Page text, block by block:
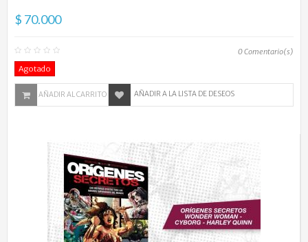
$ 70.000
0Comentario(s)
Agotado
AÑADIR AL CARRITO AÑADIR A LA LISTA DE DESEOS